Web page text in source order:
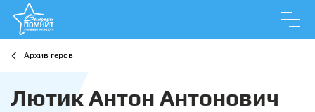
Архив геров
Лютик Антон Антонович